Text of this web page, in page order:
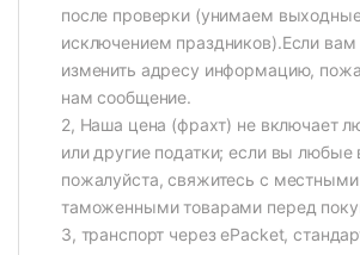
после проверки (унимаем
исключением праздников).Если
изменить адресу информацию,
нам сообщение.
2, Наша цена (фрахт) не включает
или другие податки; если вы любые
пожалуйста, свяжитесь с местными
таможенными товарами перед
3, транспорт через ePacket,